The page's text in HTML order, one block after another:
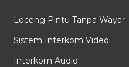
Loceng Pintu Tanpa Wayar
Sistem Interkom Video
Interkom Audio